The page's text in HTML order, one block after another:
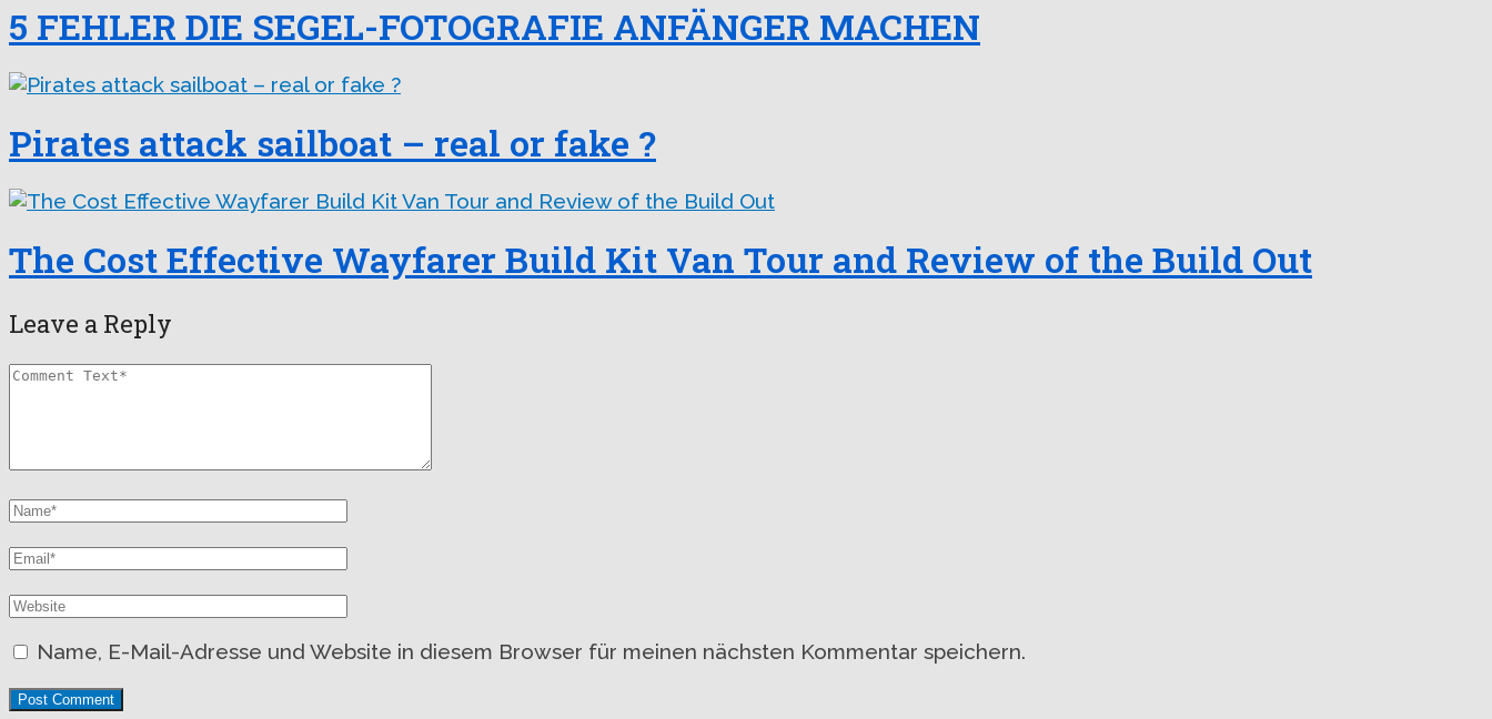
5 FEHLER DIE SEGEL-FOTOGRAFIE ANFÄNGER MACHEN
Pirates attack sailboat – real or fake ?
The Cost Effective Wayfarer Build Kit Van Tour and Review of the Build Out
Leave a Reply
Name, E-Mail-Adresse und Website in diesem Browser für meinen nächsten Kommentar speichern.